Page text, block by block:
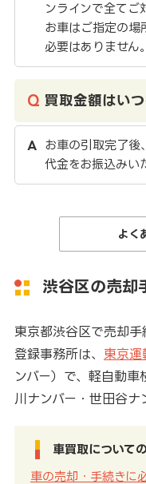
ンラインで全てご
お車はご指定の場
必要はありません。
買取金額はい
お車の引取完了後
代金をお振込みい
よく
渋谷区の売却
東京都渋谷区で売却
登録事務所は、 東京運
ンバー）で、軽自動車
川ナンバー・世田谷ナ
車買取について
車の売却・手続きに